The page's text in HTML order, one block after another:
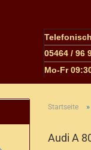
05464 / 96
Mo-Fr
Startseite »
Audi A